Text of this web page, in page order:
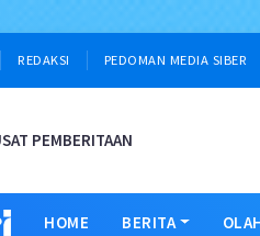
REDAKSI PEDOMAN MEDIA SIBER
PEMBERITAAN
HOME BERITA